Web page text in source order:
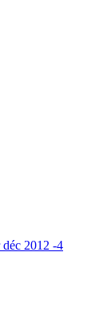
2012 -4